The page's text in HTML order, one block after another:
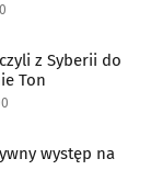
z Syberii do
Ton
na